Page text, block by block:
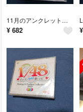
11月のアンクレット＜Type B＞
¥ 682 ¥